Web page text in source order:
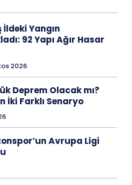
Yangın
92 Yapı Ağır Hasar
2026
Deprem Olacak mı?
İki Farklı Senaryo
Avrupa Ligi